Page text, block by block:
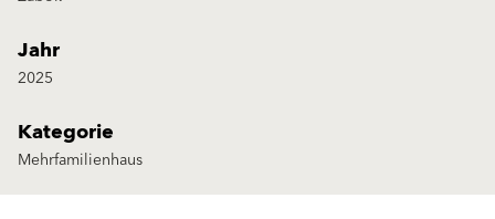
Jahr
2025
Kategorie
Mehrfamilienhaus